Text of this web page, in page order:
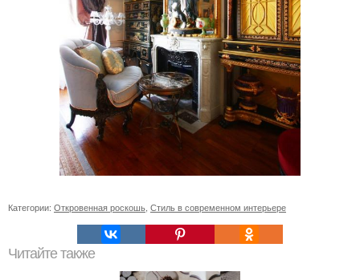
Категории: Откровенная роскошь Стиль в современном интерьере
Читайте также